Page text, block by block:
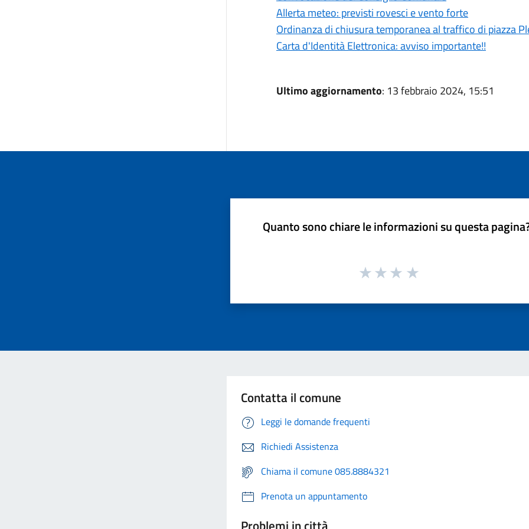
Allerta meteo: previsti rovesci e vento forte
Ordinanza di chiusura temporanea al traffico di piazza
Carta d'Identità Elettronica: avviso importante!!
Ultimo aggiornamento: 13 febbraio 2024, 15:51
Quanto sono chiare le informazioni su questa
Contatta il comune
Leggi le domande frequenti
Richiedi Assistenza
Chiama il comune 085.8884321
Prenota un appuntamento
Problemi in città